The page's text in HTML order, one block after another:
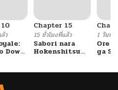
ว
Down
Chapter 15
15 ชั่วโมงที่แล้ว
Sabori nara
Hokenshitsu
1 วันที่แ
Ore
ga
Tag